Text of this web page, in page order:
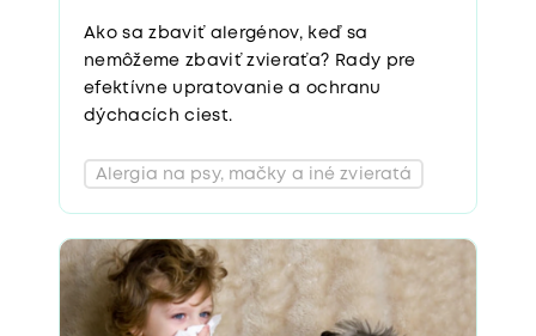
Ako sa zbaviť alergénov, keď sa
nemôžeme zbaviť zvieraťa? Rady pre
efektívne upratovanie a ochranu
dýchacích ciest.
Alergia na psy, mačky a iné zvieratá